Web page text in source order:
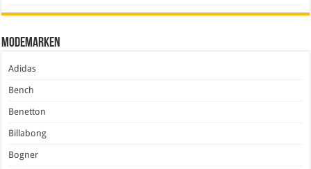
Modemarken
Adidas
Bench
Benetton
Billabong
Bogner